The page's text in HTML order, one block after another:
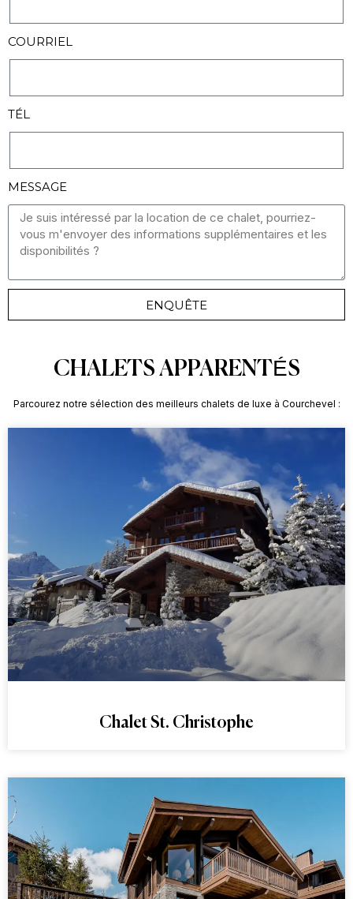
COURRIEL
TÉL
MESSAGE
ENQUÊTE
CHALETS APPARENTÉS
Parcourez notre sélection des meilleurs chalets de luxe à Courchevel :
Chalet St. Christophe